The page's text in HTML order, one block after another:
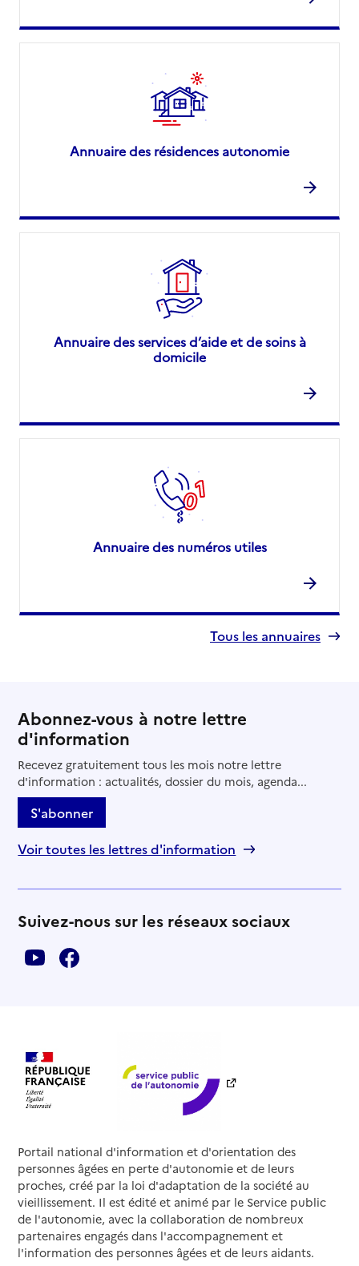
Annuaire des résidences autonomie
Annuaire des services d’aide et de soins à
domicile
Annuaire des numéros utiles
Tous les annuaires
Abonnez-vous à notre lettre
d'information
Recevez gratuitement tous les mois notre lettre
d'information : actualités, dossier du mois, agenda...
S'abonner
Voir toutes les lettres d'information
Suivez-nous sur les réseaux sociaux
Portail national d'information et d'orientation des
personnes âgées en perte d'autonomie et de leurs
proches, créé par la loi d'adaptation de la société au
vieillissement. Il est édité et animé par le Service public
de l'autonomie, avec la collaboration de nombreux
partenaires engagés dans l'accompagnement et
l'information des personnes âgées et de leurs aidants.